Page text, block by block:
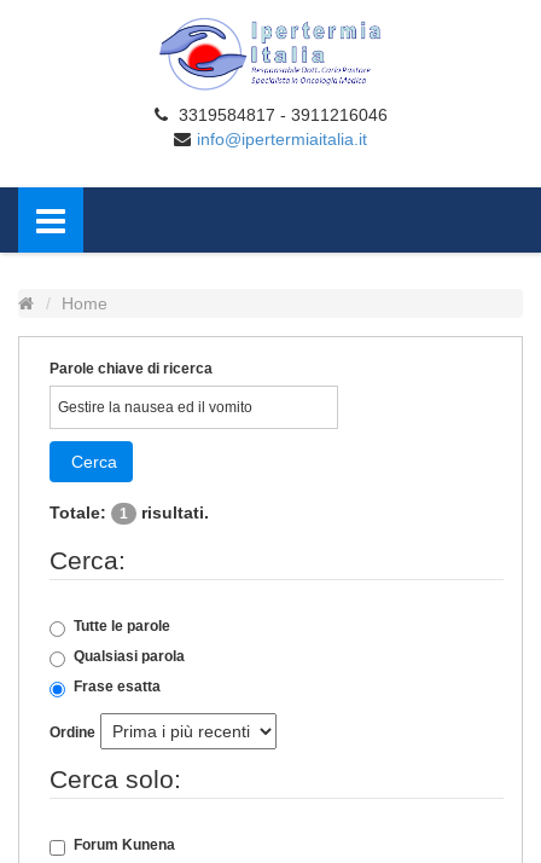
3319584817 - 3911216046
info@ipertermiaitalia.it
Home
Parole chiave di ricerca
Cerca
Totale: 1 risultati.
Cerca:
Tutte le parole
Qualsiasi parola
Frase esatta
Ordine
Cerca solo:
Forum Kunena